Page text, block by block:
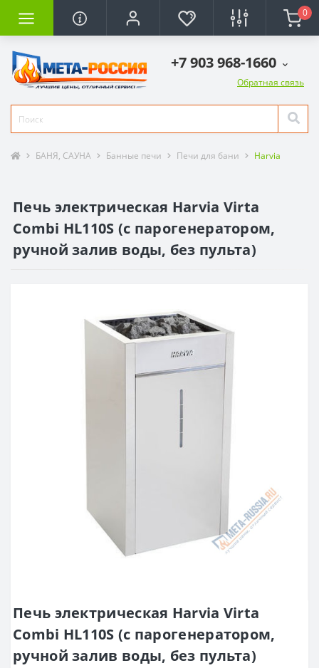
0
+7 903 968-1660
Обратная связь
БАНЯ, САУНА Банные печи Печи для бани Harvia
Печь электрическая Harvia Virta
Combi HL110S (с парогенератором,
ручной залив воды, без пульта)
Печь электрическая Harvia Virta
Combi HL110S (с парогенератором,
ручной залив воды, без пульта)